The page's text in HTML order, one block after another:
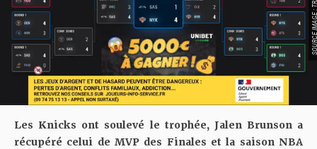
Les Knicks ont soulevé le trophée, Jalen Brunson a
récupéré celui de MVP des Finales et la saison NBA